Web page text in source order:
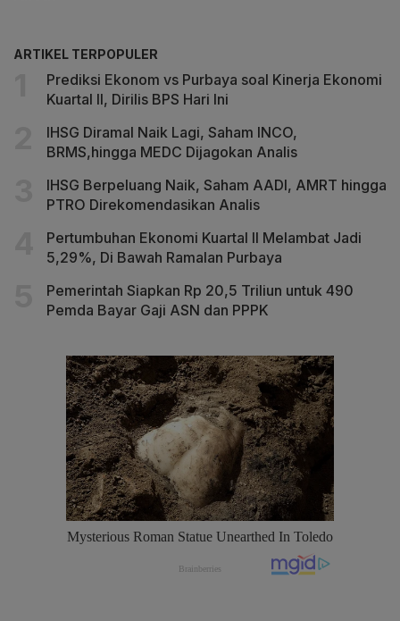
ARTIKEL TERPOPULER
Prediksi Ekonom vs Purbaya soal Kinerja Ekonomi
Kuartal II, Dirilis BPS Hari Ini
IHSG Diramal Naik Lagi, Saham INCO,
BRMS,hingga MEDC Dijagokan Analis
IHSG Berpeluang Naik, Saham AADI, AMRT hingga
PTRO Direkomendasikan Analis
Pertumbuhan Ekonomi Kuartal II Melambat Jadi
5,29%, Di Bawah Ramalan Purbaya
Pemerintah Siapkan Rp 20,5 Triliun untuk 490
Pemda Bayar Gaji ASN dan PPPK